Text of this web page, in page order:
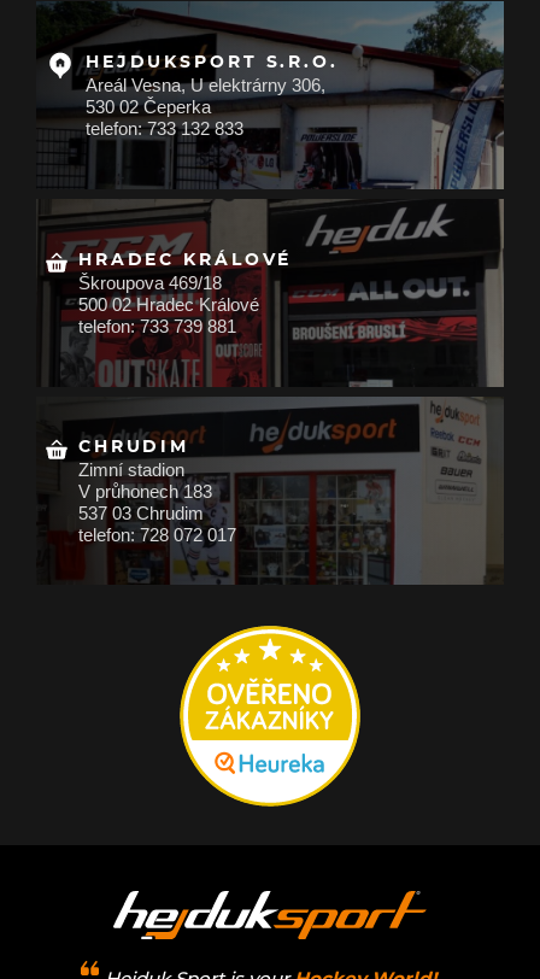
HEJDUKSPORT S.R.O.
Areál Vesna, U elektrárny 306,
530 02 Čeperka
telefon: 733 132 833
HRADEC KRÁLOVÉ
Škroupova 469/18
500 02 Hradec Králové
telefon: 733 739 881
CHRUDIM
Zimní stadion
V průhonech 183
537 03 Chrudim
telefon: 728 072 017